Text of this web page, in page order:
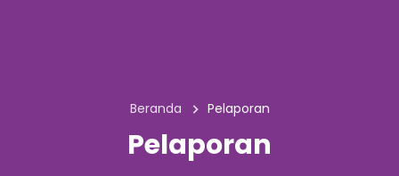
Beranda Pelaporan
Pelaporan